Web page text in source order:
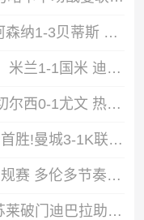
2026年08月06日 友谊赛-阿森纳1-3贝蒂斯 因卡皮耶破门难救主 福纳尔斯1射2传
2026年08月05日 2场不胜！米兰1-1国米 迪马尔科破门 恩昆库造点+点射拉莫斯登场
2026年08月05日 2连败！切尔西0-1尤文 热格罗瓦世界波制胜穆德里克时隔614天复出
2026年08月05日 马雷斯卡首胜!曼城3-1K联赛全明星 赖因德斯努里破门塞梅尼奥助攻
2026年08月05日 WNBA常规赛 多伦多节奏 81 - 92 金州女武神 全场集锦
2026年08月05日 友谊赛-苏莱破门迪巴拉助攻 罗马4-1纽波特郡